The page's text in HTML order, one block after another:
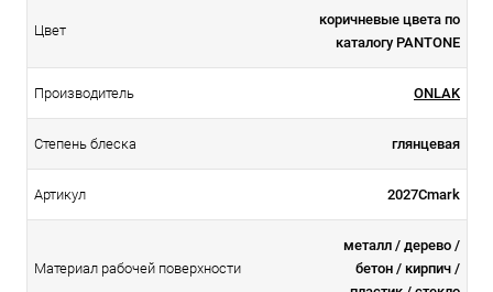
Цвет
коричневые цвета по
каталогу PANTONE
Производитель ONLAK
Степень блеска глянцевая
Артикул 2027Cmark
Материал рабочей поверхности
металл / дерево /
бетон / кирпич /